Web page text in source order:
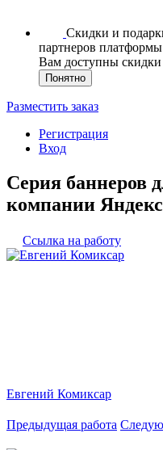
Скидки и
партнеров платформы
Вам доступны скидки
Понятно
Разместить заказ
Регистрация
Вход
Серия баннеров
компании
Ссылка на работу
Евгений Комиксар
Предыдущая работа